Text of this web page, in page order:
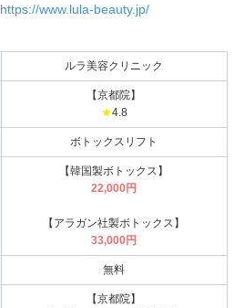
https://www.lula-beauty.jp/
ルラ美容クリニック
【京都院】
★4.8
ボトックスリフト
【韓国製ボトックス】
22,000円
【アラガン社製ボトックス】
33,000円
無料
【京都院】